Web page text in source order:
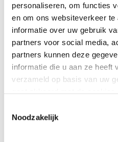
personaliseren, om functies
en om ons websiteverkeer
informatie over uw gebruik
partners voor social media,
partners kunnen deze
informatie die u aan ze heeft
verzameld op basis van uw
Noodzakelijk
Fort in de Botshol
Hoewel het Fort in de Botshol
voltooid, hoort het fortterrein
van Amsterdam. Het fort moest